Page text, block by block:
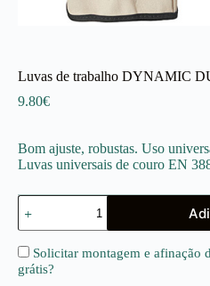
Luvas de trabalho DYNAMIC
9.80€
Bom ajuste, robustas. Uso
Luvas universais de couro EN
Quantidade
de
Luvas
de
trabalho
DYNAMIC
Solicitar montagem e afinação
grátis?